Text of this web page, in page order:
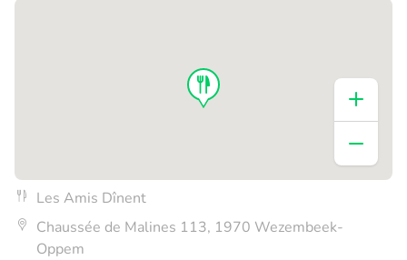
Les Amis Dînent
Chaussée de Malines 113, 1970 Wezembeek-
Oppem